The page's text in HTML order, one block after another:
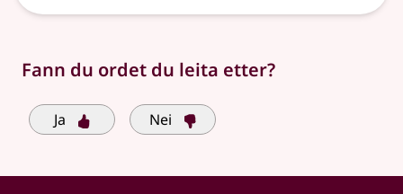
Fann du ordet du leita etter?
Ja Nei